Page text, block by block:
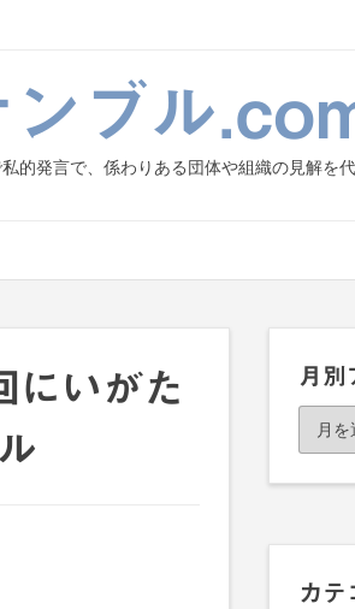
ンブル
的発言で、係わりある団体や組織の見解を代
にいがた
月別
別
ア
ブ
カテ